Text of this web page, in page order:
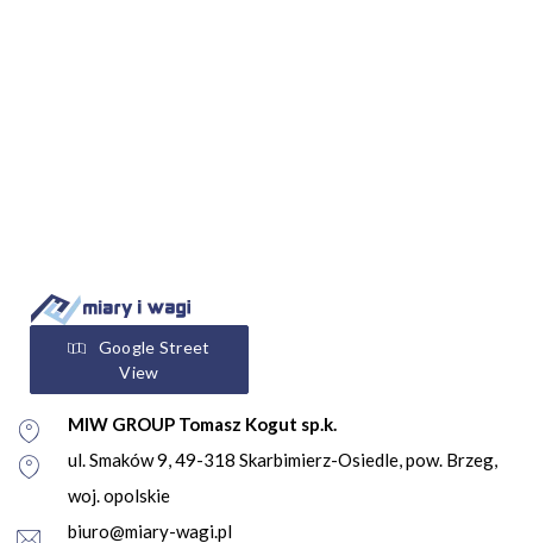
Google Street
View
MIW GROUP Tomasz Kogut sp.k.
ul. Smaków 9, 49-318 Skarbimierz-Osiedle, pow. Brzeg,
woj. opolskie
biuro@miary-wagi.pl